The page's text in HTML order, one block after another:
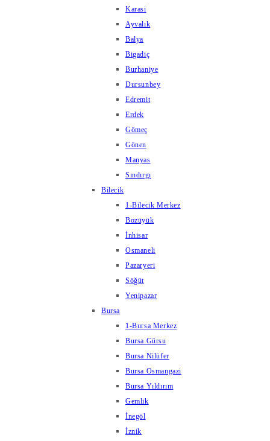
Karasi
Ayvalık
Balya
Bigadiç
Burhaniye
Dursunbey
Edremit
Erdek
Gömeç
Gönen
Manyas
Sındırgı
Bilecik
1-Bilecik Merkez
Bozüyük
İnhisar
Osmaneli
Pazaryeri
Söğüt
Yenipazar
Bursa
1-Bursa Merkez
Bursa Gürsu
Bursa Nilüfer
Bursa Osmangazi
Bursa Yıldırım
Gemlik
İnegöl
İznik